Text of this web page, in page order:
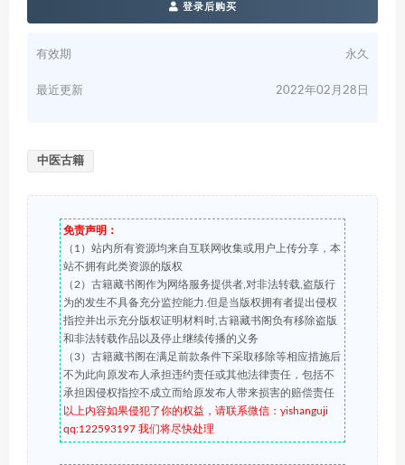
登录后购买
有效期 永久
最近更新 2022年02月28日
中医古籍
免责声明：
（1）站内所有资源均来自互联网收集或用户上传分享，本
站不拥有此类资源的版权
（2）古籍藏书阁作为网络服务提供者,对非法转载,盗版行
为的发生不具备充分监控能力.但是当版权拥有者提出侵权
指控并出示充分版权证明材料时,古籍藏书阁负有移除盗版
和非法转载作品以及停止继续传播的义务
（3）古籍藏书阁在满足前款条件下采取移除等相应措施后
不为此向原发布人承担违约责任或其他法律责任，包括不
承担因侵权指控不成立而给原发布人带来损害的赔偿责任
以上内容如果侵犯了你的权益，请联系微信：yishanguji
qq:122593197 我们将尽快处理